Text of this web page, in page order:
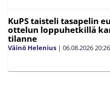
KuPS taisteli tasapelin
ottelun loppuhetkillä
tilanne
Väinö Helenius | 06.08.202620:26